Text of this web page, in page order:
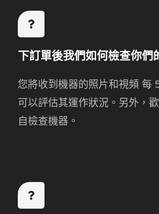
下訂單後我們如何檢查你們
您將收到機器的照片和視頻 每
可以評估其運作狀況。另外，
自檢查機器。